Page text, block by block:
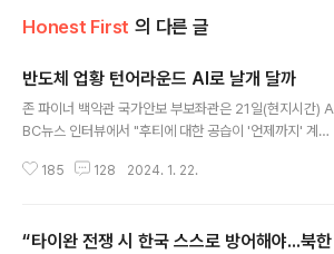
Honest First 의 다른 글
반도체 업황 턴어라운드 AI로 날개 달까
존 파이너 백악관 국가안보 부보좌관은 21일(현지시간) A
BC뉴스 인터뷰에서 "후티에 대한 공습이 '언제까지' 계속
런 공격을 계속할 수 있는 능력을 저하시키는 것"이라고 했
서 후티가 지금처럼 공격을 자주 할 수 없도록 그들이 비축
185 128 2024. 1. 22.
“타이완 전쟁 시 한국 스스로 방어해야...북한